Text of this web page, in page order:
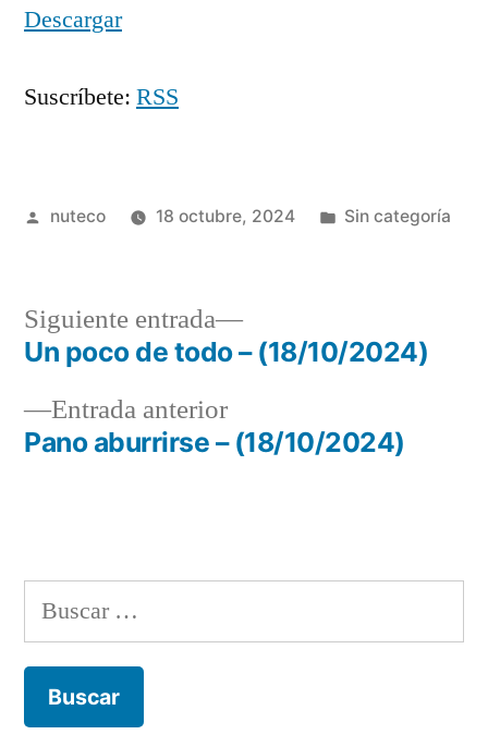
Descargar
Suscríbete: RSS
Publicada
nuteco 18 octubre, 2024
Publicada
Sin categoría
Navegación
deEntrada anteriorEntrada
anterior:
Pano aburrirse – (18/10/2024)
Siguiente entrada
Siguiente
entrada:
Un poco de todo – (18/10/2024)
Buscar: